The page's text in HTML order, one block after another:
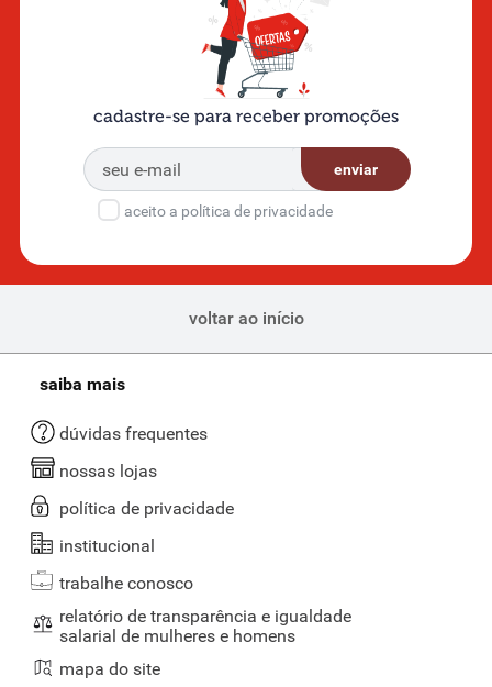
cadastre-se para receber promoções
enviar
aceito a política de privacidade
voltar ao início
saiba mais
dúvidas frequentes
nossas lojas
política de privacidade
institucional
trabalhe conosco
relatório de transparência e igualdade
salarial de mulheres e homens
mapa do site